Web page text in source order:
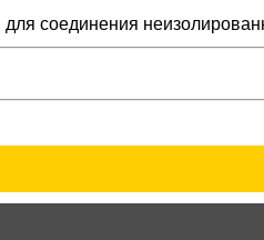
соединения